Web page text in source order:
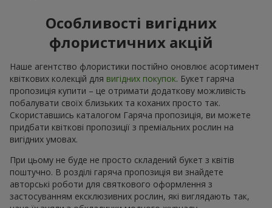
Особливості вигідних
флористичних акцій
Наше агентство флористики постійно оновлює асортимент
квіткових колекцій для вигідних покупок. Букет гаряча
пропозиція купити – це отримати додаткову можливість
побалувати своїх близьких та коханих просто так.
Скориставшись каталогом Гаряча пропозиція, ви можете
придбати квіткові пропозиції з преміальних рослин на
вигідних умовах.
При цьому не буде не просто складений букет з квітів
поштучно. В розділі гаряча пропозиція ви знайдете
авторські роботи для святкового оформлення з
застосуванням ексклюзивних рослин, які виглядають так,